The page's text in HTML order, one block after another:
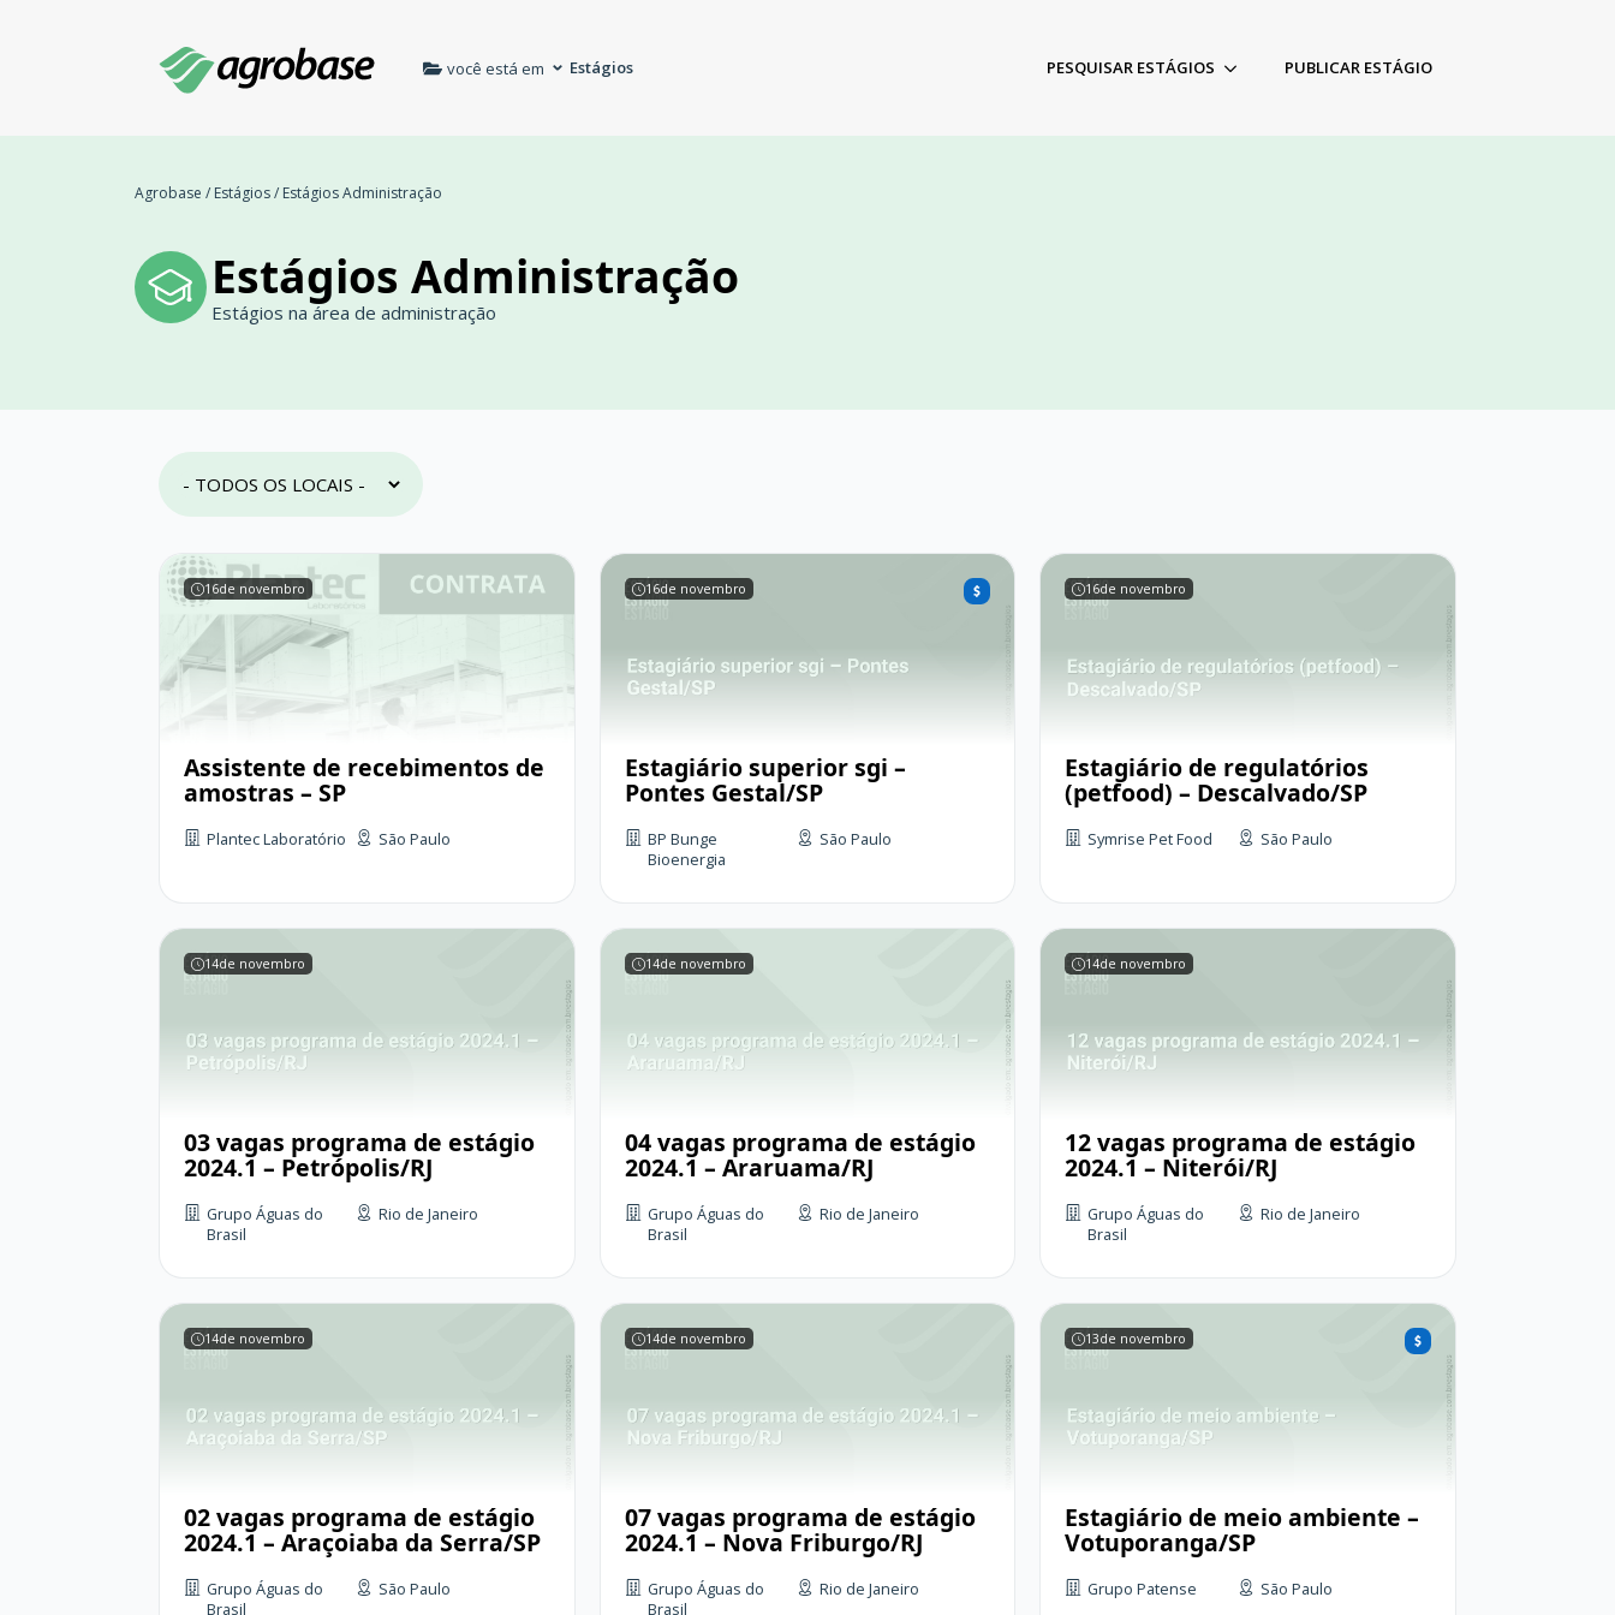
você está em Estágios PESQUISAR ESTÁGIOS PUBLICAR ESTÁGIO
Agrobase / Estágios/ Estágios Administração
Estágios Administração
Estágios na área de administração
16de novembro
Assistente de recebimentos de
amostras – SP
Plantec Laboratório São Paulo
16de novembro
Estagiário superior sgi –
Pontes Gestal/SP
BP Bunge
Bioenergia
São Paulo
16de novembro
Estagiário de regulatórios
(petfood) – Descalvado/SP
Symrise Pet Food São Paulo
14de novembro
03 vagas programa de estágio
2024.1 – Petrópolis/RJ
Grupo Águas do
Brasil
Rio de Janeiro
14de novembro
04 vagas programa de estágio
2024.1 – Araruama/RJ
Grupo Águas do
Brasil
Rio de Janeiro
14de novembro
12 vagas programa de estágio
2024.1 – Niterói/RJ
Grupo Águas do
Brasil
Rio de Janeiro
14de novembro
02 vagas programa de estágio
2024.1 – Araçoiaba da Serra/SP
Grupo Águas do
Brasil
São Paulo
14de novembro
07 vagas programa de estágio
2024.1 – Nova Friburgo/RJ
Grupo Águas do
Brasil
Rio de Janeiro
13de novembro
Estagiário de meio ambiente –
Votuporanga/SP
Grupo Patense São Paulo